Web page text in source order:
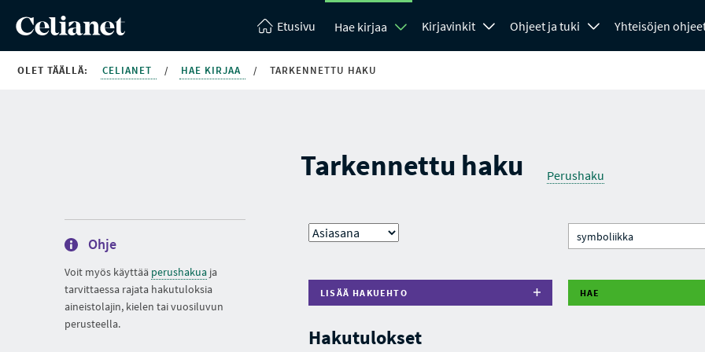
Etusivu Hae kirjaa Kirjavinkit Ohjeet ja tuki Yhteisöjen
OLET TÄÄLLÄ: CELIANET / HAE KIRJAA / TARKENNETTU HAKU
Tarkennettu haku Perushaku
Ohje
Voit myös käyttää perushakua ja
tarvittaessa rajata hakutuloksia
aineistolajin, kielen tai vuosiluvun
perusteella.
LISÄÄ HAKUEHTO HAE
Hakutulokset